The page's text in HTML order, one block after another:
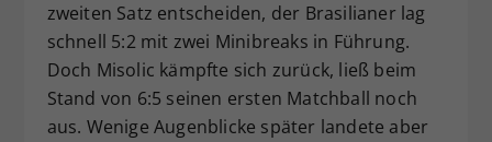
zweiten Satz entscheiden, der Brasilianer lag
schnell 5:2 mit zwei Minibreaks in Führung.
Doch Misolic kämpfte sich zurück, ließ beim
Stand von 6:5 seinen ersten Matchball noch
aus. Wenige Augenblicke später landete aber